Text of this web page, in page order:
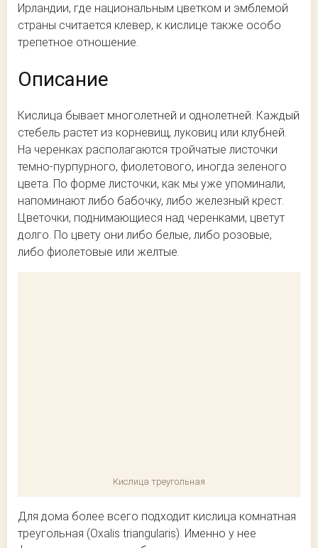
Ирландии, где национальным цветком и эмблемой
страны считается клевер, к кислице также особо
трепетное отношение.
Описание
Кислица бывает многолетней и однолетней. Каждый
стебель растет из корневищ, луковиц или клубней.
На черенках располагаются тройчатые листочки
темно-пурпурного, фиолетового, иногда зеленого
цвета. По форме листочки, как мы уже упоминали,
напоминают либо бабочку, либо железный крест.
Цветочки, поднимающиеся над черенками, цветут
долго. По цвету они либо белые, либо розовые,
либо фиолетовые или желтые.
Кислица треугольная
Для дома более всего подходит кислица комнатная
треугольная (Oxalis triangularis). Именно у нее